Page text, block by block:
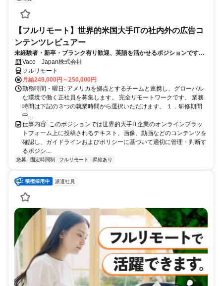
【フルリモート】世界的米国大手ITの社内外の広告コ
ンテンツレビュアー
未経験者・新卒・ブランク有り歓迎、英語を活かせるポジションです。
完全リモート
Vaco Japan株式会社
フルリモート
月給249,000円～250,000円
勤務時間・曜日: アメリカを拠点とするチームと連携し、グローバル
な環境で働く正社員を募集します。 完全リモートワークです。 業務
時間は下記の３つの就業時間から選択いただけます。 １．研修期間
中...
仕事内容: このポジションでは世界的大手IT企業のオンラインプラッ
トフォーム上に投稿されるテキスト、画像、動画などのコンテンツを
確認し、ガイドラインおよびポリシーに基づいて適切に管理・判断す
るポジシ...
急募 固定時間制 フルリモート 昇給あり
派遣社員